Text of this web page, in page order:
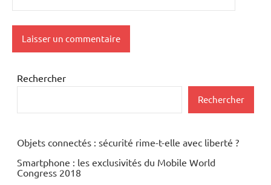
Rechercher
Rechercher
Objets connectés : sécurité rime-t-elle avec liberté ?
Smartphone : les exclusivités du Mobile World
Congress 2018